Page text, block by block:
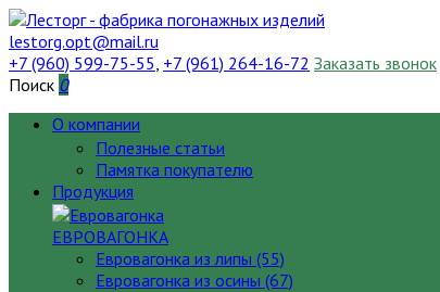
lestorg.opt@mail.ru
+7 (960) 599-75-55, +7 (961) 264-16-72 Заказать звонок
Поиск 0
О компании
Полезные статьи
Памятка покупателю
Продукция
ЕВРОВАГОНКА
Евровагонка из липы (55)
Евровагонка из осины (67)